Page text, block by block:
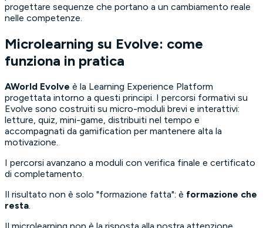
progettare sequenze che portano a un cambiamento reale
nelle competenze.
Microlearning su Evolve: come
funziona in pratica
AWorld Evolve è la Learning Experience Platform
progettata intorno a questi principi. I percorsi formativi su
Evolve sono costruiti su micro-moduli brevi e interattivi:
letture, quiz, mini-game, distribuiti nel tempo e
accompagnati da gamification per mantenere alta la
motivazione.
I percorsi avanzano a moduli con verifica finale e certificato
di completamento.
Il risultato non è solo "formazione fatta": è formazione che
resta.